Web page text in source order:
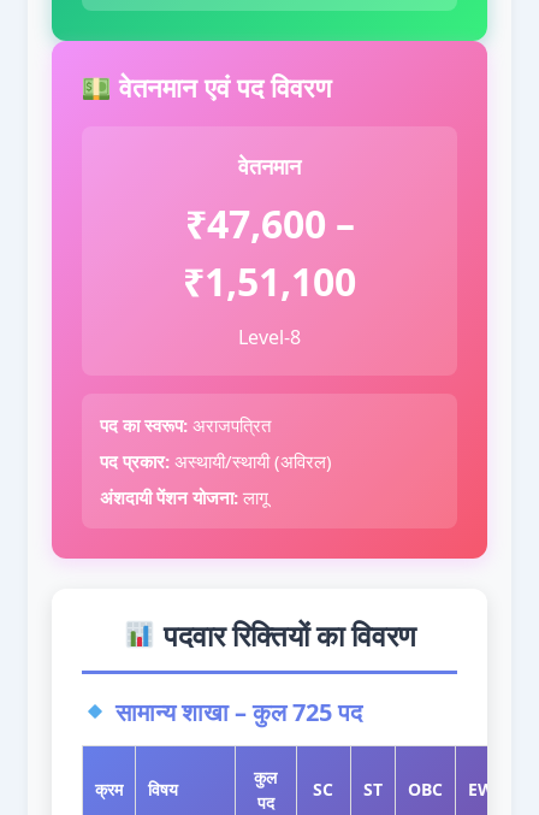
वेतनमान एवं पद विवरण
वेतनमान
₹47,600 –
₹1,51,100
Level-8
पद का स्वरूप:अराजपत्रित
पद प्रकार:अस्थायी/स्थायी (अविरल)
अंशदायी पेंशन योजना:लागू
पदवार रिक्तियों का विवरण
सामान्य शाखा – कुल 725 पद
क्रम विषय
कुल
पद
SC ST OBC EWS